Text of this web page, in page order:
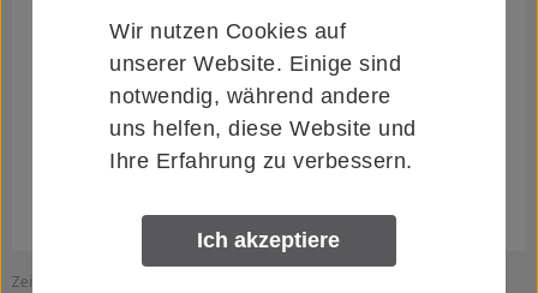
Wir nutzen Cookies auf
unserer Website. Einige sind
notwendig, während andere
uns helfen, diese Website und
Ihre Erfahrung zu verbessern.
Ich akzeptiere
Zeichnung zeigt KWS 8A71..